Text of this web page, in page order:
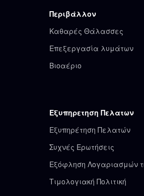
Περιβάλλον
Καθαρές Θάλασσες
Επεξεργασία λυμάτων
Βιοαέριο
Εξυπηρετηση Πελατων
Εξυπηρέτηση Πελατών
Συχνές Ερωτήσεις
Εξόφληση Λογαριασμών
Τιμολογιακή Πολιτική